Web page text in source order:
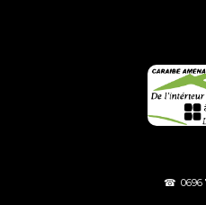
☎ 0696